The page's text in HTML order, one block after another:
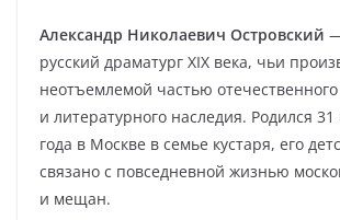
Александр Николаевич Островский
русский драматург XIX века, чьи
неотъемлемой частью отечественного
и литературного наследия. Родился
года в Москве в семье кустаря, его
связано с повседневной жизнью
и мещан.